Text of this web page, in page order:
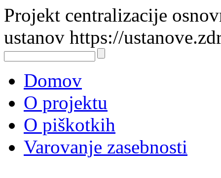
Projekt centralizacije
ustanov https://
Domov
O projektu
O piškotkih
Varovanje zasebnosti